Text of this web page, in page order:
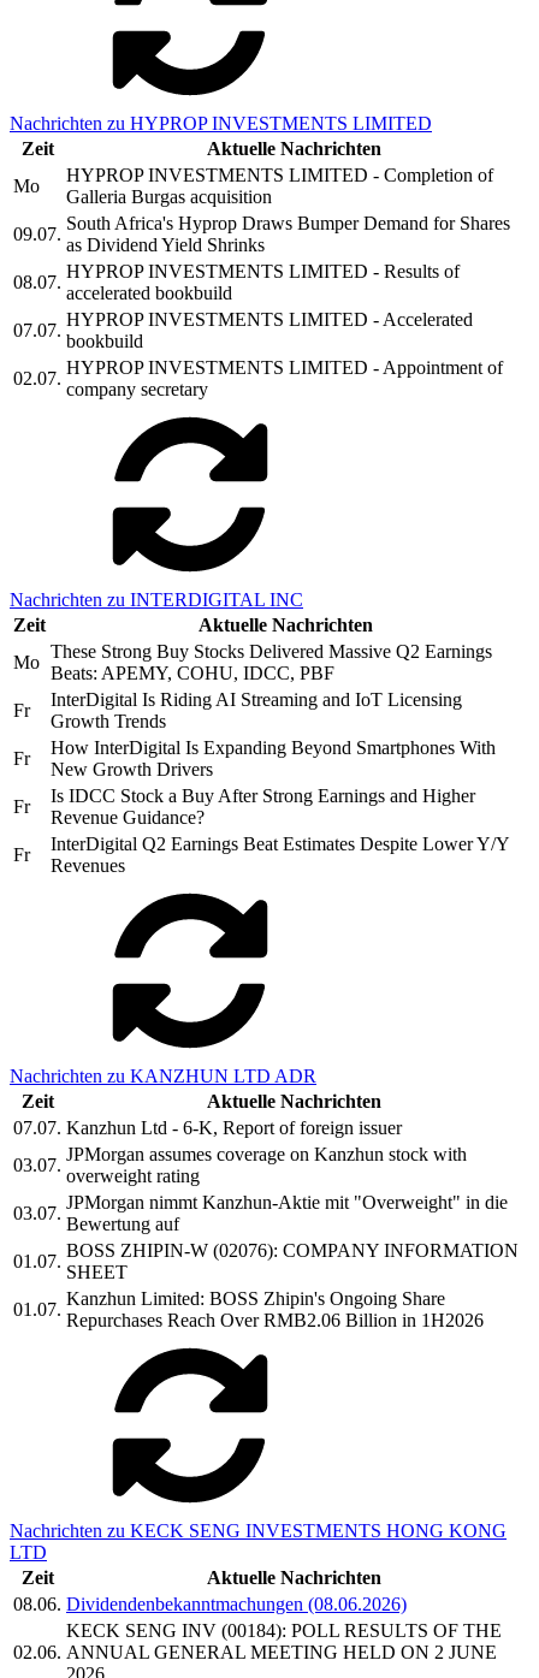
Nachrichten zu HYPROP INVESTMENTS LIMITED
Zeit
Aktuelle Nachrichten
Mo
HYPROP INVESTMENTS LIMITED - Completion of
Galleria Burgas acquisition
09.07.
South Africa's Hyprop Draws Bumper Demand for Shares
as Dividend Yield Shrinks
08.07.
HYPROP INVESTMENTS LIMITED - Results of
accelerated bookbuild
07.07.
HYPROP INVESTMENTS LIMITED - Accelerated
bookbuild
02.07.
HYPROP INVESTMENTS LIMITED - Appointment of
company secretary
Nachrichten zu INTERDIGITAL INC
Zeit
Aktuelle Nachrichten
Mo
These Strong Buy Stocks Delivered Massive Q2 Earnings
Beats: APEMY, COHU, IDCC, PBF
Fr
InterDigital Is Riding AI Streaming and IoT Licensing
Growth Trends
Fr
How InterDigital Is Expanding Beyond Smartphones With
New Growth Drivers
Fr
Is IDCC Stock a Buy After Strong Earnings and Higher
Revenue Guidance?
Fr
InterDigital Q2 Earnings Beat Estimates Despite Lower Y/Y
Revenues
Nachrichten zu KANZHUN LTD ADR
Zeit
Aktuelle Nachrichten
07.07. Kanzhun Ltd - 6-K, Report of foreign issuer
03.07.
JPMorgan assumes coverage on Kanzhun stock with
overweight rating
03.07.
JPMorgan nimmt Kanzhun-Aktie mit "Overweight" in die
Bewertung auf
01.07.
BOSS ZHIPIN-W (02076): COMPANY INFORMATION
SHEET
01.07.
Kanzhun Limited: BOSS Zhipin's Ongoing Share
Repurchases Reach Over RMB2.06 Billion in 1H2026
Nachrichten zu KECK SENG INVESTMENTS HONG KONG
LTD
Zeit
Aktuelle Nachrichten
08.06. Dividendenbekanntmachungen (08.06.2026)
02.06.
KECK SENG INV (00184): POLL RESULTS OF THE
ANNUAL GENERAL MEETING HELD ON 2 JUNE
2026